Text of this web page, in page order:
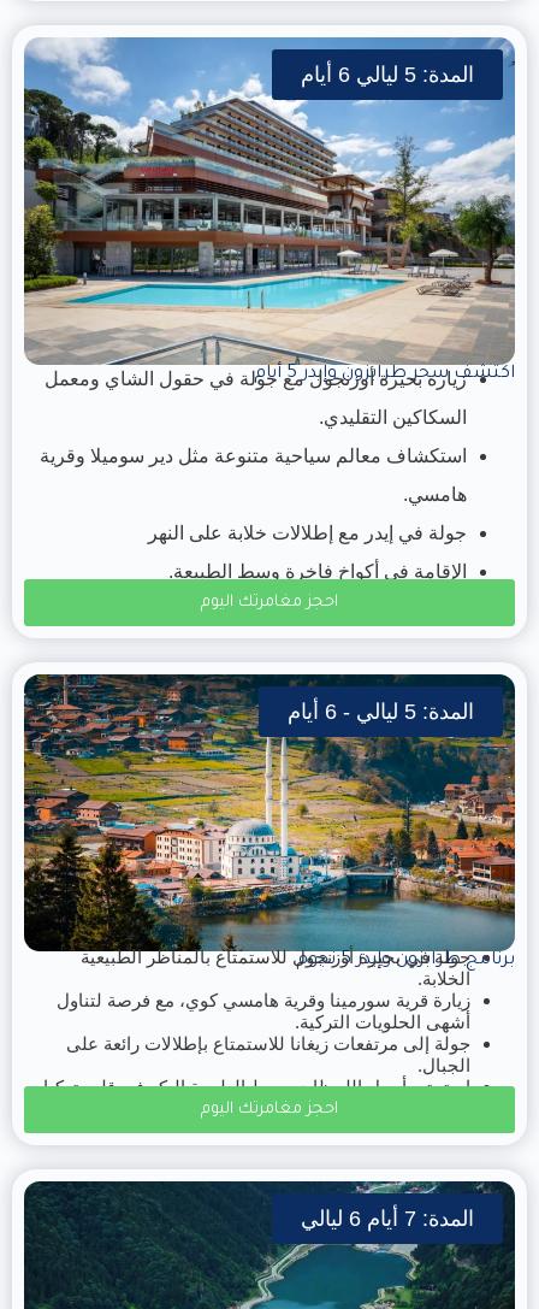
المدة: 5 ليالي 6 أيام
اكتشف سحر طرابزون وإيدر 5 أيام
زيارة بحيرة أوزنجول مع جولة في حقول الشاي ومعمل
السكاكين التقليدي.
استكشاف معالم سياحية متنوعة مثل دير سوميلا وقرية
هامسي.
جولة في إيدر مع إطلالات خلابة على النهر
الإقامة في أكواخ فاخرة وسط الطبيعة.
احجز مغامرتك اليوم
المدة: 5 ليالي - 6 أيام
برنامج طرابزون وإيدر 5 نجوم
جولة في بحيرة أوزنجول للاستمتاع بالمناظر الطبيعية
الخلابة.
زيارة قرية سورمينا وقرية هامسي كوي، مع فرصة لتناول
أشهى الحلويات التركية.
جولة إلى مرتفعات زيغانا للاستمتاع بإطلالات رائعة على
الجبال.
استمتع بأجمل اللحظات وسط الطبيعة البكر في قلب تركيا.
احجز مغامرتك اليوم
المدة: 7 أيام 6 ليالي